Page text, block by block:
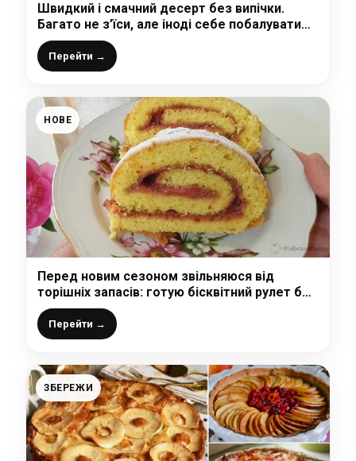
Швидкий і смачний десерт без випічки.
Багато не з’їси, але іноді себе побалувати
можна
Перейти →
НОВЕ
Перед новим сезоном звільняюся від
торішніх запасів: готую бісквітний рулет без
єдиної тріщинки з варенням
Перейти →
ЗБЕРЕЖИ